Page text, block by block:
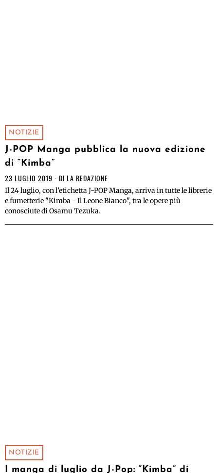
NOTIZIE
J-POP Manga pubblica la nuova edizione
di “Kimba”
23 LUGLIO 2019 DI LA REDAZIONE
Il 24 luglio, con l’etichetta J-POP Manga, arriva in tutte le librerie
e fumetterie "Kimba - Il Leone Bianco", tra le opere più
conosciute di Osamu Tezuka.
NOTIZIE
I manga di luglio da J-Pop: “Kimba” di